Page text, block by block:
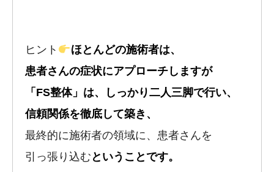
ヒント
ほとんどの施術者は、
患者さんの症状にアプローチしますが
「FS整体」は、しっかり二人三脚で行い、
信頼関係を徹底して築き、
最終的に施術者の領域に、患者さんを
引っ張り込む ということです。